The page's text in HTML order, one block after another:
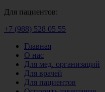
Для пациентов:
+7 (988) 528 05 55
Главная
О нас
Для мед. организаций
Для врачей
Для пациентов